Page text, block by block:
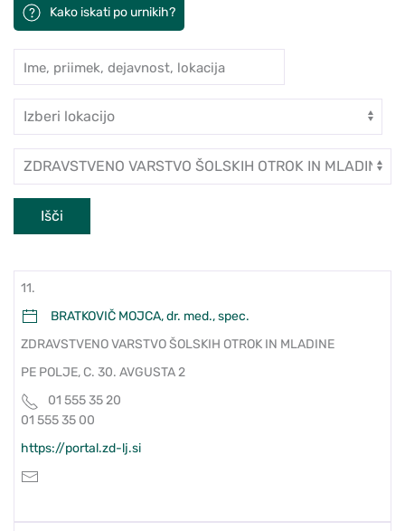
Kako iskati po urnikih?
Iskanje po ambulantah in
Ime, priimek, dejavnost, lokacija
Enota
Dejavnost
Išči
11.
BRATKOVIČ MOJCA, dr. med., spec.
ZDRAVSTVENO VARSTVO ŠOLSKIH OTROK IN MLADINE
PE POLJE, C. 30. AVGUSTA 2
01 555 35 20
01 555 35 00
https://portal.zd-lj.si